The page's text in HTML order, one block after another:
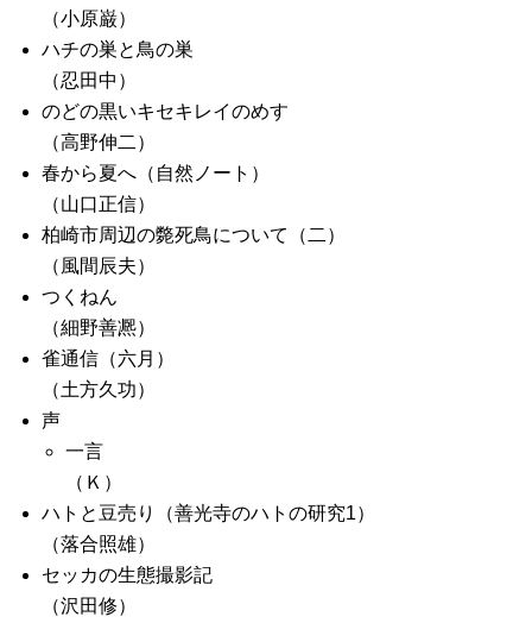
（小原巌）
ハチの巣と鳥の巣
（忍田中）
のどの黒いキセキレイのめす
（高野伸二）
春から夏へ（自然ノート）
（山口正信）
柏崎市周辺の斃死鳥について（二）
（風間辰夫）
つくねん
（細野善凞）
雀通信（六月）
（土方久功）
声
一言
（Ｋ）
ハトと豆売り（善光寺のハトの研究1）
（落合照雄）
セッカの生態撮影記
（沢田修）